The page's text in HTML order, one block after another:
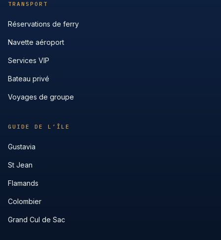
TRANSPORT
Réservations de ferry
Navette aéroport
Services VIP
Bateau privé
Voyages de groupe
GUIDE DE L’ÎLE
Gustavia
St Jean
Flamands
Colombier
Grand Cul de Sac